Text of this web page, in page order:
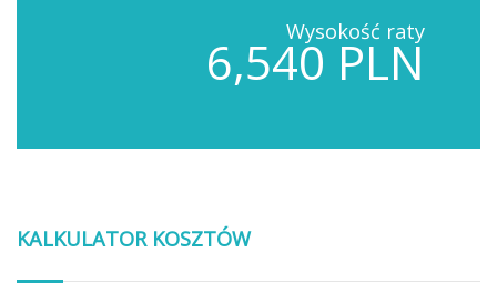
Wysokość raty
6,540 PLN
KALKULATOR KOSZTÓW